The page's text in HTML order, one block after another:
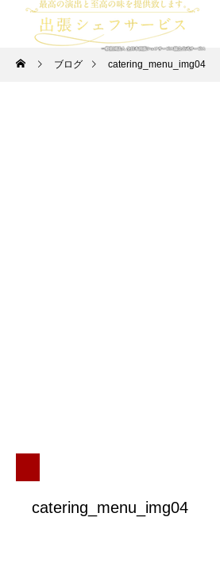
ブログ catering_menu_img04
catering_menu_img04